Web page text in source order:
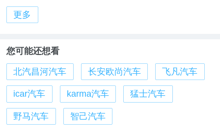
更多
您可能还想看
北汽昌河汽车 长安欧尚汽车 飞凡汽车
icar汽车 karma汽车 猛士汽车
野马汽车 智己汽车